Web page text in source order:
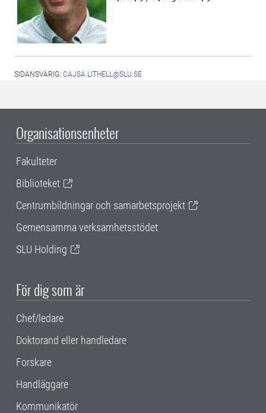
SIDANSVARIG: CAJSA.LITHELL@SLU.SE
Organisationsenheter
Fakulteter
Biblioteket
Centrumbildningar och samarbetsprojekt
Gemensamma verksamhetsstödet
SLU Holding
För dig som är
Chef/ledare
Doktorand eller handledare
Forskare
Handläggare
Kommunikatör